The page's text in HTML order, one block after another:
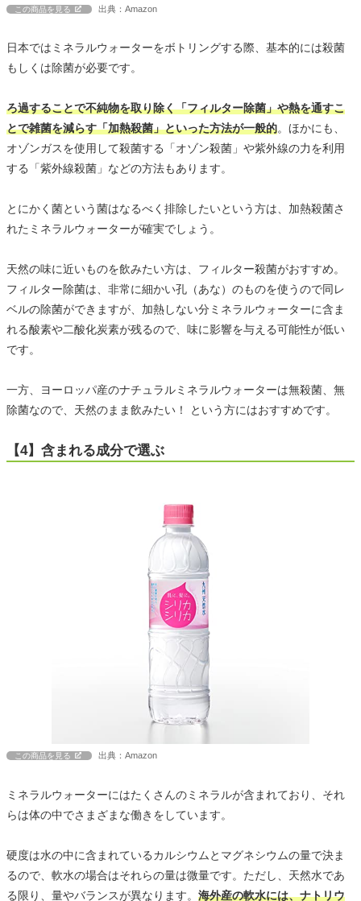
この商品を見る 出典：Amazon
日本ではミネラルウォーターをボトリングする際、基本的には殺菌
もしくは除菌が必要です。
ろ過することで不純物を取り除く「フィルター除菌」や熱を通すこ
とで雑菌を減らす「加熱殺菌」といった方法が一般的。ほかにも、
オゾンガスを使用して殺菌する「オゾン殺菌」や紫外線の力を利用
する「紫外線殺菌」などの方法もあります。
とにかく菌という菌はなるべく排除したいという方は、加熱殺菌さ
れたミネラルウォーターが確実でしょう。
天然の味に近いものを飲みたい方は、フィルター殺菌がおすすめ。
フィルター除菌は、非常に細かい孔（あな）のものを使うので同レ
ベルの除菌ができますが、加熱しない分ミネラルウォーターに含ま
れる酸素や二酸化炭素が残るので、味に影響を与える可能性が低い
です。
一方、ヨーロッパ産のナチュラルミネラルウォーターは無殺菌、無
除菌なので、天然のまま飲みたい！ という方にはおすすめです。
【4】含まれる成分で選ぶ
この商品を見る 出典：Amazon
ミネラルウォーターにはたくさんのミネラルが含まれており、それ
らは体の中でさまざまな働きをしています。
硬度は水の中に含まれているカルシウムとマグネシウムの量で決ま
るので、軟水の場合はそれらの量は微量です。ただし、天然水であ
る限り、量やバランスが異なります。 海外産の軟水には、ナトリウ